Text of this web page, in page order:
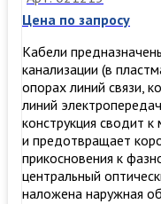
Цена по запросу
Кабели
канализации (в
опорах линий связи,
линий
конструкция сводит
и предотвращает
прикосновения к
центральный
наложена наружная